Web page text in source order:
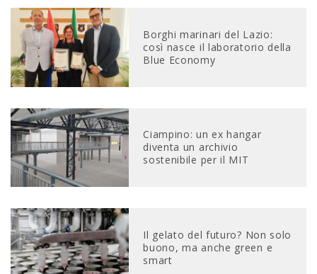
Borghi marinari del Lazio:
così nasce il laboratorio della
Blue Economy
Ciampino: un ex hangar
diventa un archivio
sostenibile per il MIT
Il gelato del futuro? Non solo
buono, ma anche green e
smart